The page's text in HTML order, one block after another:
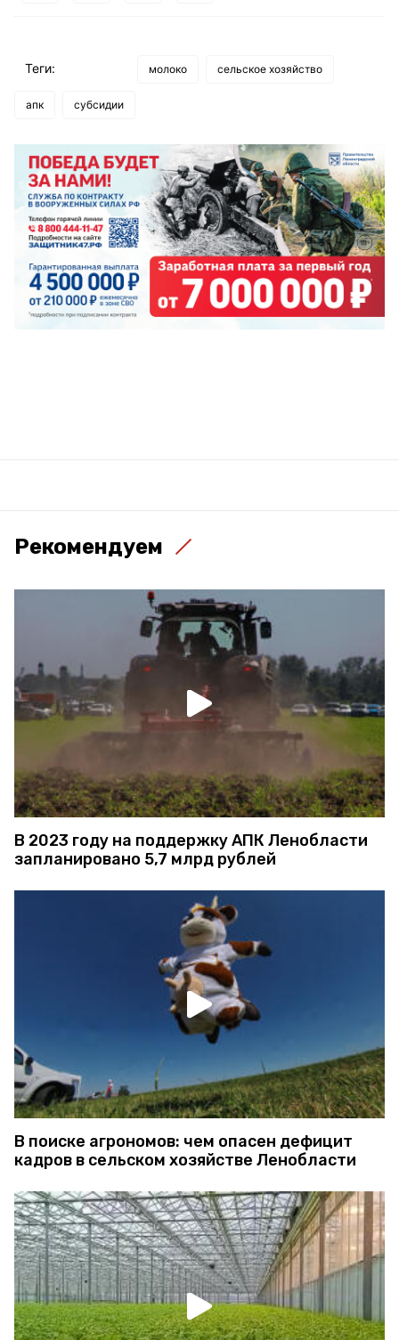
Теги: молоко сельское хозяйство
апк субсидии
Рекомендуем
В 2023 году на поддержку АПК Ленобласти
запланировано 5,7 млрд рублей
В поиске агрономов: чем опасен дефицит
кадров в сельском хозяйстве Ленобласти